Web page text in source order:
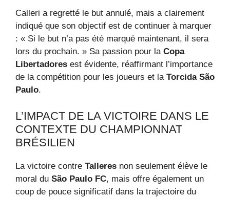
Calleri a regretté le but annulé, mais a clairement
indiqué que son objectif est de continuer à marquer
: « Si le but n’a pas été marqué maintenant, il sera
lors du prochain. » Sa passion pour la Copa
Libertadores est évidente, réaffirmant l’importance
de la compétition pour les joueurs et la Torcida São
Paulo.
L’IMPACT DE LA VICTOIRE DANS LE
CONTEXTE DU CHAMPIONNAT
BRÉSILIEN
La victoire contre Talleres non seulement élève le
moral du São Paulo FC, mais offre également un
coup de pouce significatif dans la trajectoire du